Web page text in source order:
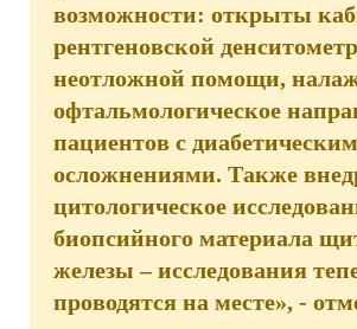
возможности: открыты
рентгеновской
неотложной помощи,
офтальмологическое
пациентов с
осложнениями. Также
цитологическое
биопсийного материала
железы – исследования
проводятся на месте», -